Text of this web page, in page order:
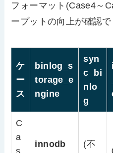
フォーマット(Case4～
ープットの向上が確認で
ケ
ー
ス
binlog_s
torage_e
ngine
syn
c_bi
nlo
g
C
a
s
innodb
(不